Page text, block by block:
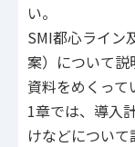
い。
SMI都心ライン
案）について説
資料をめくって
1章では、導入
けなどについて